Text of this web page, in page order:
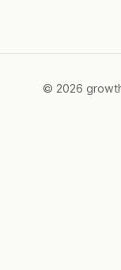
© 2026